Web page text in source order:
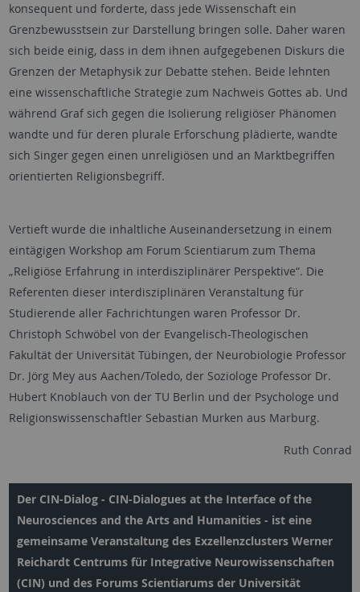
konsequent und forderte, dass jede Wissenschaft ein
Grenzbewusstsein zur Darstellung bringen solle. Daher waren
sich beide einig, dass in dem ihnen aufgegebenen Diskurs die
Grenzen der Metaphysik zur Debatte stehen. Beide lehnten
eine wissenschaftliche Strategie zum Nachweis Gottes ab. Und
während Graf sich gegen die Isolierung religiöser Phänomen
wandte und für deren plurale Erforschung plädierte, wandte
sich Singer gegen einen unreligiösen und an Marktbegriffen
orientierten Religionsbegriff.
Vertieft wurde die inhaltliche Auseinandersetzung in einem
eintägigen Workshop am Forum Scientiarum zum Thema
„Religiöse Erfahrung in interdisziplinärer Perspektive“. Die
Referenten dieser interdisziplinären Veranstaltung für
Studierende aller Fachrichtungen waren Professor Dr.
Christoph Schwöbel von der Evangelisch-Theologischen
Fakultät der Universität Tübingen, der Neurobiologie Professor
Dr. Jörg Mey aus Aachen/Toledo, der Soziologe Professor Dr.
Hubert Knoblauch von der TU Berlin und der Psychologe und
Religionswissenschaftler Sebastian Murken aus Marburg.
Ruth Conrad
Der CIN-Dialog - CIN-Dialogues at the Interface of the
Neurosciences and the Arts and Humanities - ist eine
gemeinsame Veranstaltung des Exzellenzclusters Werner
Reichardt Centrums für Integrative Neurowissenschaften
(CIN) und des Forums Scientiarums der Universität